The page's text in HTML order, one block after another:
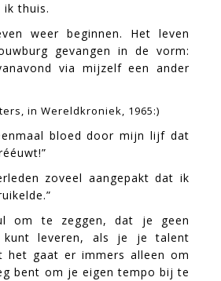
ik thuis.
weer beginnen. Het leven
gevangen in de vorm:
via mijzelf een ander
in Wereldkroniek, 1965:)
bloed door mijn lijf dat
zoveel aangepakt dat ik
om te zeggen, dat je geen
kunt leveren, als je je talent
het gaat er immers alleen om
bent om je eigen tempo bij te